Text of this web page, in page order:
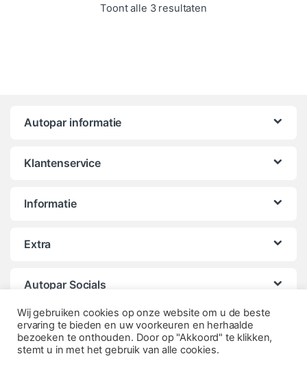
Toont alle 3 resultatenGesorteerd op
Autopar informatie
Klantenservice
Informatie
Extra
Autopar Socials
Wij gebruiken cookies op onze website om u de beste
ervaring te bieden en uw voorkeuren en herhaalde
bezoeken te onthouden. Door op "Akkoord" te klikken,
stemt u in met het gebruik van alle cookies.